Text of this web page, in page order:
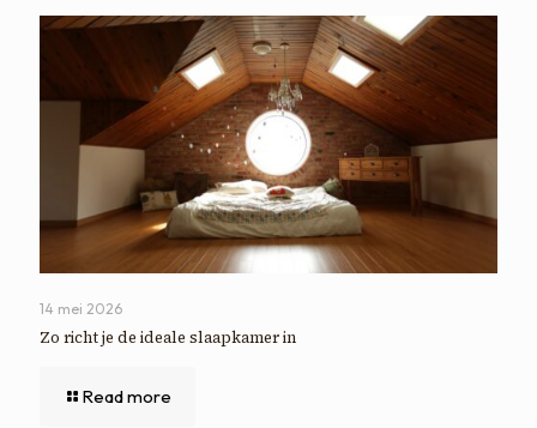
14 mei 2026
Zo richt je de ideale slaapkamer in
Read more